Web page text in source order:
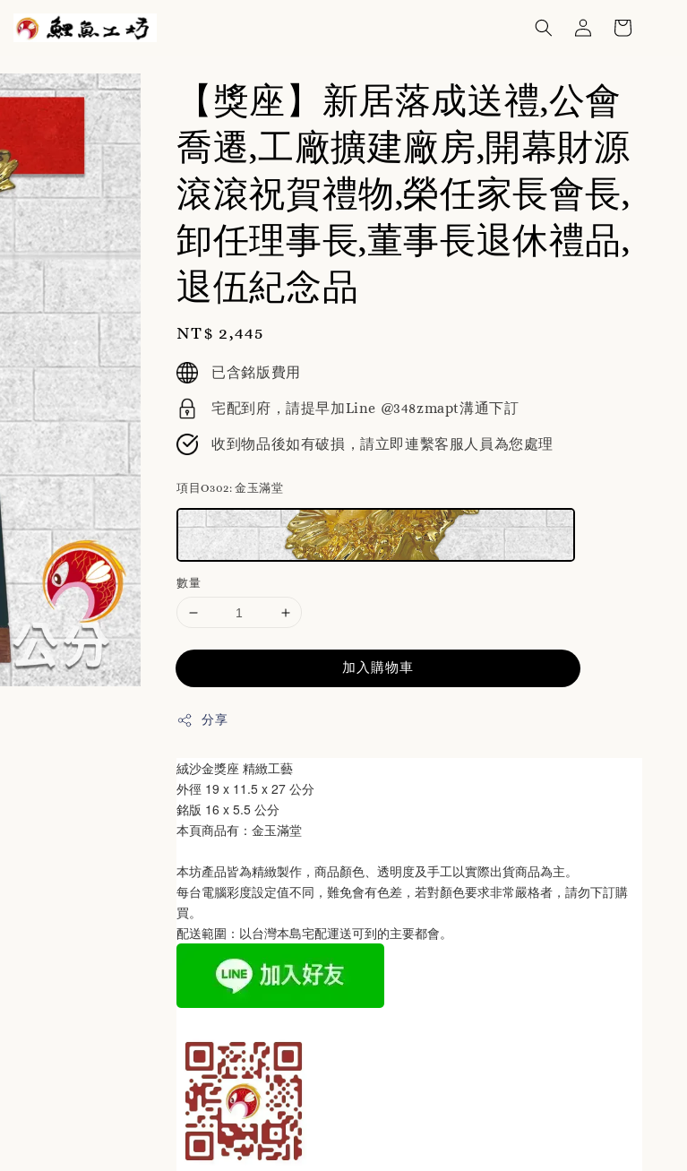
【獎座】新居落成送禮,公會
喬遷,工廠擴建廠房,開幕財源
滾滾祝賀禮物,榮任家長會長,
卸任理事長,董事長退休禮品,
退伍紀念品
Regular
price
NT$ 2,445
已含銘版費用
宅配到府，請提早加Line @348zmapt溝通下訂
收到物品後如有破損，請立即連繫客服人員為您處理
項目O302: 金玉滿堂
數量
加入購物車
分享
絨沙金獎座 精緻工藝
外徑 19 x 11.5 x 27 公分
銘版 16 x 5.5 公分
本頁商品有：金玉滿堂
本坊產品皆為精緻製作，商品顏色、透明度及手工以實際出貨商品為主。
每台電腦彩度設定值不同，難免會有色差，若對顏色要求非常嚴格者，請勿下訂購
買。
配送範圍：以台灣本島宅配運送可到的主要都會。